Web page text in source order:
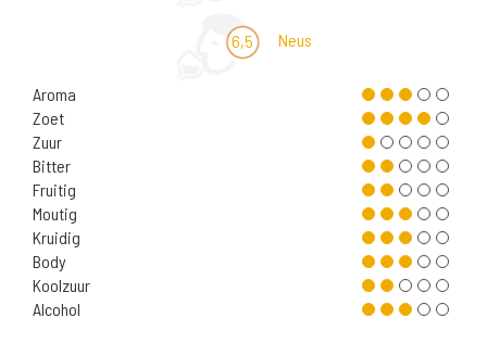
6,5 Neus
Aroma
Zoet
Zuur
Bitter
Fruitig
Moutig
Kruidig
Body
Koolzuur
Alcohol